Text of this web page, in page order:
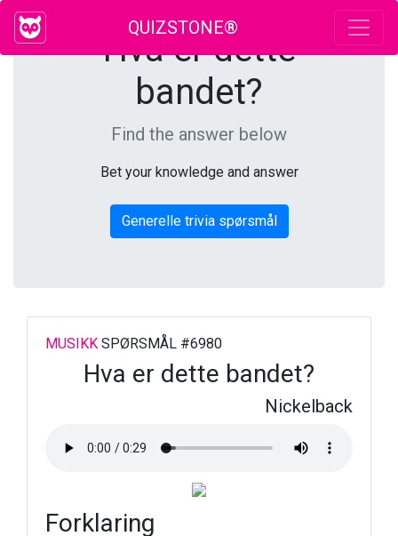
QUIZSTONE®
Hva er dette
bandet?
Find the answer below
Bet your knowledge and answer
Generelle trivia spørsmål
MUSIKK SPØRSMÅL #6980
Hva er dette bandet?
Nickelback
Forklaring